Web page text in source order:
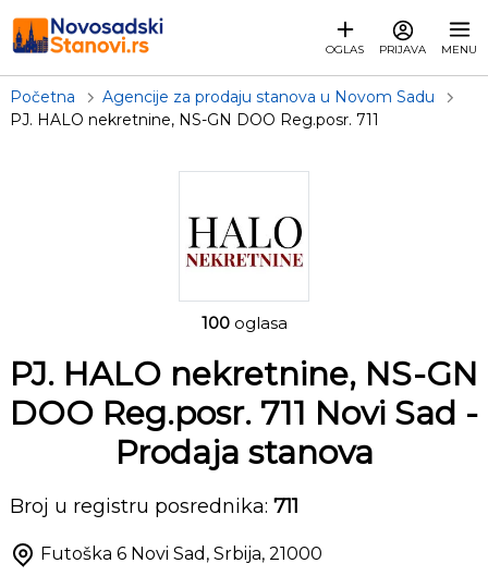
OGLAS PRIJAVA MENU
Početna
Agencije za prodaju stanova u Novom Sadu
PJ. HALO nekretnine, NS-GN DOO Reg.posr. 711
100oglasa
PJ. HALO nekretnine, NS-GN
DOO Reg.posr. 711 Novi Sad -
Prodaja stanova
Broj u registru posrednika: 711
Futoška 6 Novi Sad , Srbija, 21000